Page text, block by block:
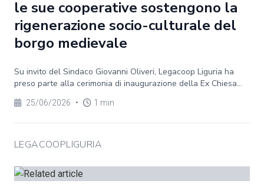
le sue cooperative sostengono la
rigenerazione socio-culturale del
borgo medievale
Su invito del Sindaco Giovanni Oliveri, Legacoop Liguria ha
preso parte alla cerimonia di inaugurazione della Ex Chiesa...
25/06/2026 • 1 min
LEGACOOPLIGURIA